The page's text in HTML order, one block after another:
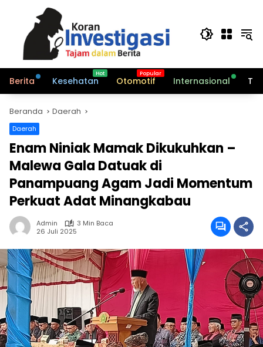
Berita Kesehatan Otomotif Internasional
Beranda Daerah
Daerah
Enam Niniak Mamak Dikukuhkan –
Malewa Gala Datuak di
Panampuang Agam Jadi Momentum
Perkuat Adat Minangkabau
Admin
3 Min Baca
26 Juli 2025